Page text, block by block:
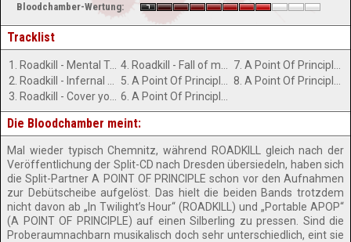
Bloodchamber-Wertung:
Tracklist
1. Roadkill - Mental Torment
Die Bloodchamber meint:
Mal wieder typisch Chemnitz, während ROADKILL gleich nach der
Veröffentlichung der Split-CD nach Dresden übersiedeln, haben sich
die Split-Partner A POINT OF PRINCIPLE schon vor den Aufnahmen
zur Debütscheibe aufgelöst. Das hielt die beiden Bands trotzdem
nicht davon ab „In Twilight’s Hour“ (ROADKILL) und „Portable APOP“
(A POINT OF PRINCIPLE) auf einen Silberling zu pressen. Sind die
Proberaumnachbarn musikalisch doch sehr unterschiedlich, eint sie